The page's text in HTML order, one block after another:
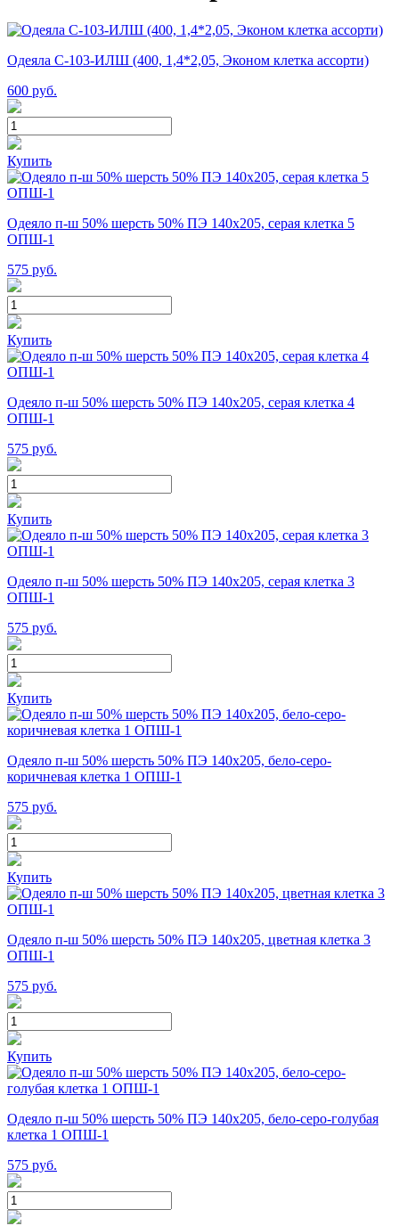
Одеяла С-103-ИЛШ (400, 1,4*2,05, Эконом клетка ассорти)
600 руб.
Купить
Одеяло п-ш 50% шерсть 50% ПЭ 140х205, серая клетка 5
ОПШ-1
575 руб.
Купить
Одеяло п-ш 50% шерсть 50% ПЭ 140х205, серая клетка 4
ОПШ-1
575 руб.
Купить
Одеяло п-ш 50% шерсть 50% ПЭ 140х205, серая клетка 3
ОПШ-1
575 руб.
Купить
Одеяло п-ш 50% шерсть 50% ПЭ 140х205, бело-серо-
коричневая клетка 1 ОПШ-1
575 руб.
Купить
Одеяло п-ш 50% шерсть 50% ПЭ 140х205, цветная клетка 3
ОПШ-1
575 руб.
Купить
Одеяло п-ш 50% шерсть 50% ПЭ 140х205, бело-серо-голубая
клетка 1 ОПШ-1
575 руб.